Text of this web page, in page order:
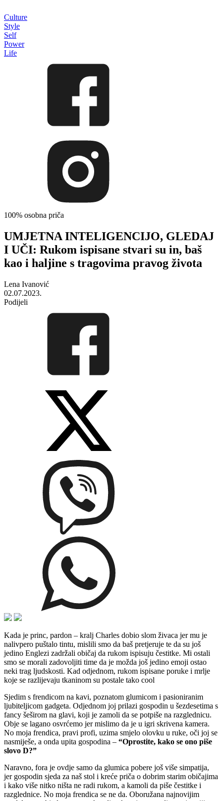
Culture
Style
Self
Power
Life
100% osobna priča
UMJETNA INTELIGENCIJO, GLEDAJ
I UČI: Rukom ispisane stvari su in, baš
kao i haljine s tragovima pravog života
Lena Ivanović
02.07.2023.
Podijeli
Kada je princ, pardon – kralj Charles dobio slom živaca jer mu je
nalivpero puštalo tintu, mislili smo da baš pretjeruje te da su još
jedino Englezi zadržali običaj da rukom ispisuju čestitke. Mi ostali
smo se morali zadovoljiti time da je možda još jedino emoji ostao
neki trag ljudskosti. Kad odjednom, rukom ispisane poruke i mrlje
koje se razlijevaju tkaninom su postale tako cool
Sjedim s frendicom na kavi, poznatom glumicom i pasioniranim
ljubiteljicom gadgeta. Odjednom joj prilazi gospodin u šezdesetima s
fancy šeširom na glavi, koji je zamoli da se potpiše na razglednicu.
Obje se lagano osvrćemo jer mislimo da je u igri skrivena kamera.
No moja frendica, pravi profi, uzima smjelo olovku u ruke, oči joj se
nasmiješe, a onda upita gospodina – “Oprostite, kako se ono piše
slovo D?”
Naravno, fora je ovdje samo da glumica pobere još više simpatija,
jer gospodin sjeda za naš stol i kreće priča o dobrim starim običajima
i kako više nitko ništa ne radi rukom, a kamoli da piše čestitke i
razglednice. No moja frendica se ne da. Oboružana najnovijim